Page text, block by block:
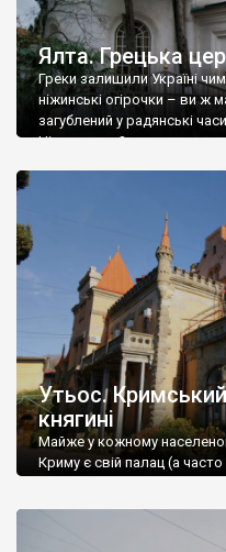
Ялта. Грецька
Греки залишили Україні
ніжинські огірочки – ви ж
загублений у радянські
Ніжин греки?
Утьос.
княгині
Майже у кожному
Криму є свій палац (а часто